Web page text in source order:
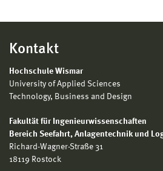
Kontakt
Hochschule Wismar
University of Applied Sciences
Technology, Business and Design
Fakultät für Ingenieurwissenschaften
Bereich Seefahrt, Anlagentechnik und
Richard-Wagner-Straße 31
18119 Rostock